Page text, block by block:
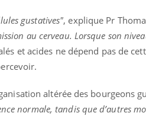
gustatives", explique Pr
au cerveau. Lorsque son
et acides ne dépend pas de
altérée des bourgeons
normale, tandis que d’autres